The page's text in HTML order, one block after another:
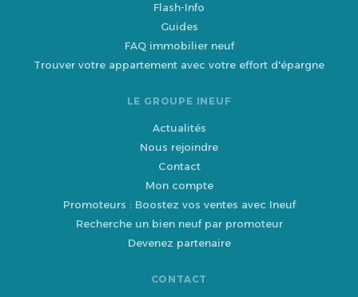
Flash-Info
Guides
FAQ immobilier neuf
Trouver votre appartement avec votre effort d'épargne
LE GROUPE INEUF
Actualités
Nous rejoindre
Contact
Mon compte
Promoteurs : Boostez vos ventes avec Ineuf
Recherche un bien neuf par promoteur
Devenez partenaire
CONTACT